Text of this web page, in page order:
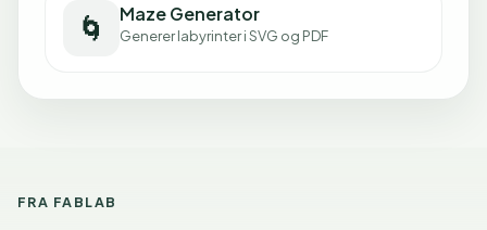
🌀 Maze Generator
Generer labyrinter i SVG og PDF
FRA FABLAB